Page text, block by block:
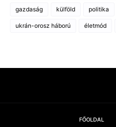
gazdaság külföld politika
ukrán-orosz háború életmód
FŐOLDAL